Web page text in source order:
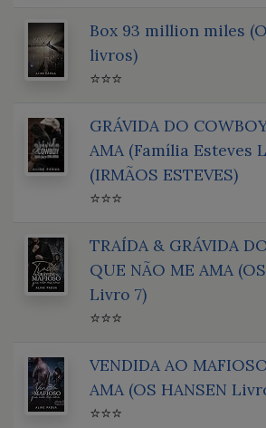
Box 93 million miles
livros)
⭐⭐⭐
GRÁVIDA DO
AMA (Família Esteves
(IRMÃOS ESTEVES)
⭐⭐⭐
TRAÍDA & GRÁVIDA
QUE NÃO ME AMA
Livro 7)
⭐⭐⭐
VENDIDA AO
AMA (OS HANSEN
⭐⭐⭐